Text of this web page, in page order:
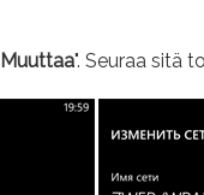
Muuttaa". Seuraa sitä